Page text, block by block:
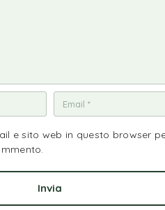
e sito web in questo browser